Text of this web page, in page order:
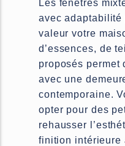
Les fenêtres
avec adaptabilité
valeur votre
d’essences, de
proposés permet
avec une
contemporaine.
opter pour des
rehausser
finition intérieure